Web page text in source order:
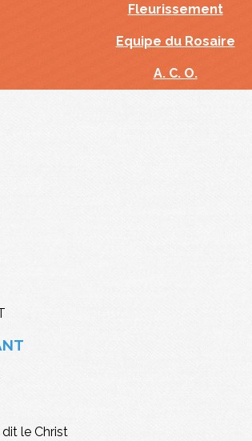
Fleurissement
Equipe du Rosaire
A. C. O.
le Christ